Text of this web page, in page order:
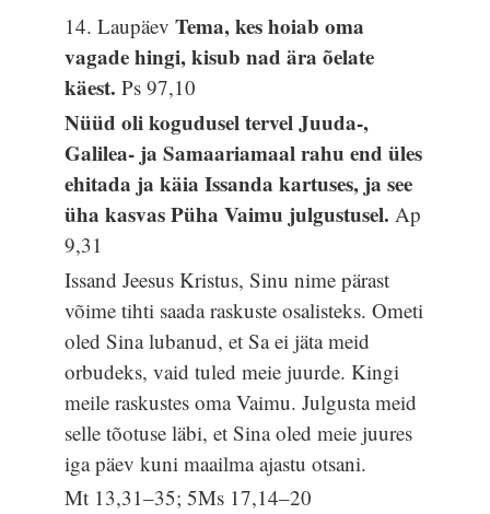
14. LaupäevTema, kes hoiab oma
vagade hingi, kisub nad ära õelate
käest.Ps 97,10
Nüüd oli kogudusel tervel Juuda-,
Galilea- ja Samaariamaal rahu end üles
ehitada ja käia Issanda kartuses, ja see
üha kasvas Püha Vaimu julgustusel.Ap
9,31
Issand Jeesus Kristus, Sinu nime pärast
võime tihti saada raskuste osalisteks. Ometi
oled Sina lubanud, et Sa ei jäta meid
orbudeks, vaid tuled meie juurde. Kingi
meile raskustes oma Vaimu. Julgusta meid
selle tõotuse läbi, et Sina oled meie juures
iga päev kuni maailma ajastu otsani.
Mt 13,31–35; 5Ms 17,14–20